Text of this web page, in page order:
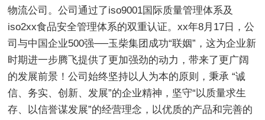
物流公司。公司通过了iso9001国际质量管理体系及
iso2xx食品安全管理体系的双重认证。xx年8月17日，公
司与中国企业500强──玉柴集团成功“联姻”，这为企业新
时期进一步腾飞提供了更加强劲的动力，带来了更广阔
的发展前景！公司始终坚持以人为本的原则，秉承 “诚
信、务实、创新、发展”的企业精神，坚守“以质量求生
存、以信誉谋发展”的经营理念，以优质的产品和完善的